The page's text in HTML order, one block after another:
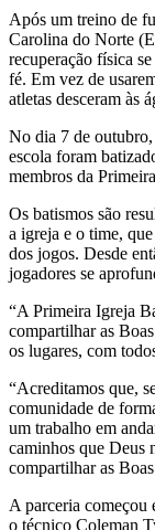
Após um treino de
Carolina do Norte
recuperação física
fé. Em vez de
atletas desceram às
No dia 7 de
escola foram
membros da
Os batismos são
a igreja e o time,
dos jogos. Desde
jogadores se
“A Primeira Igreja
compartilhar as
os lugares, com
“Acreditamos que,
comunidade de
um trabalho em
caminhos que Deus
compartilhar as
A parceria começou
o técnico Coleman